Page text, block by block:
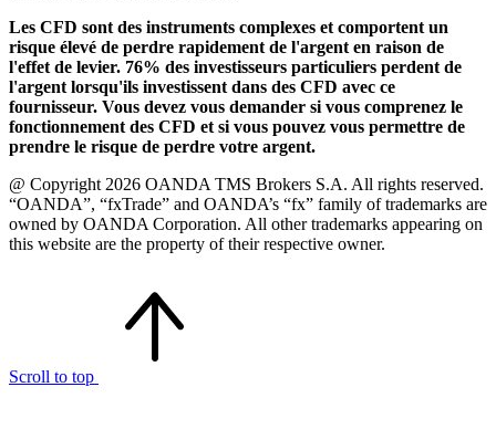
Les CFD sont des instruments complexes et comportent un
risque élevé de perdre rapidement de l'argent en raison de
l'effet de levier. 76% des investisseurs particuliers perdent de
l'argent lorsqu'ils investissent dans des CFD avec ce
fournisseur. Vous devez vous demander si vous comprenez le
fonctionnement des CFD et si vous pouvez vous permettre de
prendre le risque de perdre votre argent.
@ Copyright 2026 OANDA TMS Brokers S.A. All rights reserved.
“OANDA”, “fxTrade” and OANDA’s “fx” family of trademarks are
owned by OANDA Corporation. All other trademarks appearing on
this website are the property of their respective owner.
Scroll to top